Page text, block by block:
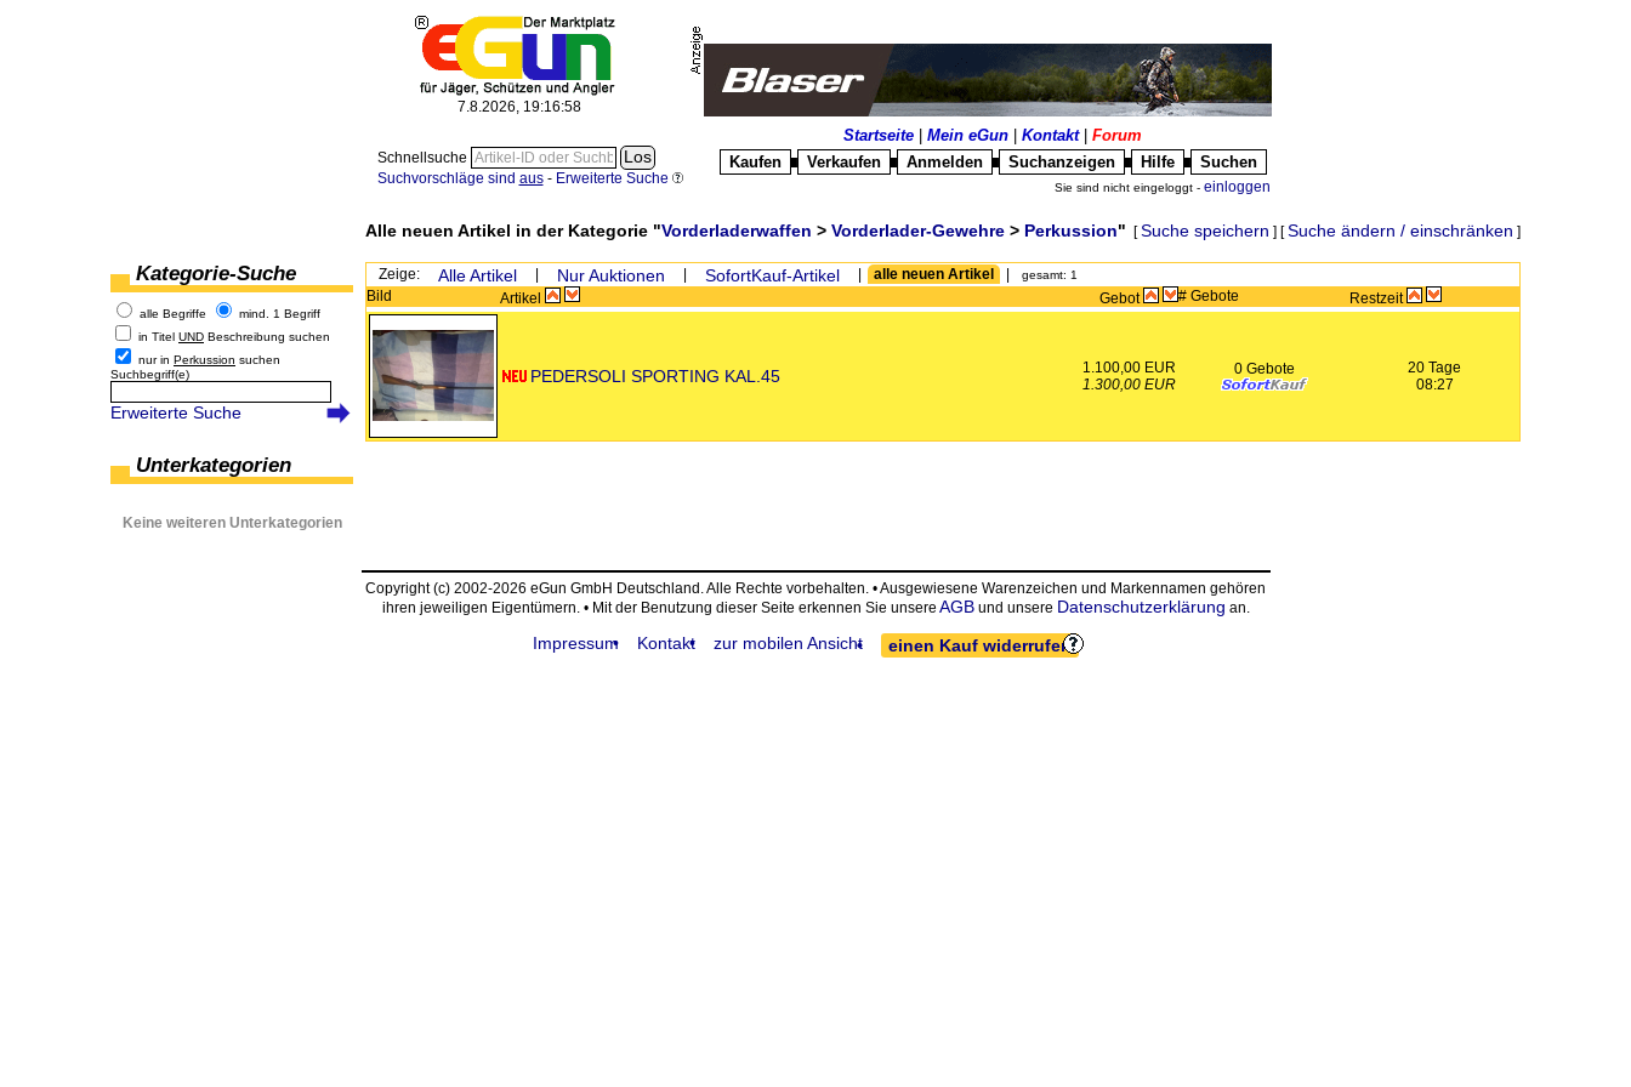
7.8.2026, 19:16:58
Schnellsuche
Suchvorschläge sind aus- Erweiterte Suche
Startseite Mein eGun Kontakt| Forum
Kaufen
Verkaufen Anmelden Suchanzeigen Hilfe Suchen
Sie sind nicht eingeloggt - einloggen
Alle neuen Artikel in der Kategorie "Vorderladerwaffen > Vorderlader-Gewehre > Perkussion" [Suche speichern ] [Suche ändern / einschränken ]
Kategorie-Suche
alle Begriffe
mind. 1 Begriff
in Titel UND Beschreibung suchen
nur in Perkussion suchen
Suchbegriff(e)
Erweiterte Suche
Unterkategorien
Keine weiteren Unterkategorien
Zeige: Alle Artikel Nur Auktionen SofortKauf-Artikel alle neuen Artikel gesamt: 1
Bild Artikel Gebot # Gebote Restzeit
PEDERSOLI SPORTING KAL.45
1.100,00 EUR
1.300,00 EUR
0 Gebote
20 Tage
08:27
Copyright (c) 2002-2026 eGun GmbH Deutschland. Alle Rechte vorbehalten. • Ausgewiesene Warenzeichen und Markennamen gehören
ihren jeweiligen Eigentümern. • Mit der Benutzung dieser Seite erkennen Sie unsere AGBund unsere Datenschutzerklärung an.
Impressum Kontakt zur mobilen Ansicht einen Kauf widerrufen